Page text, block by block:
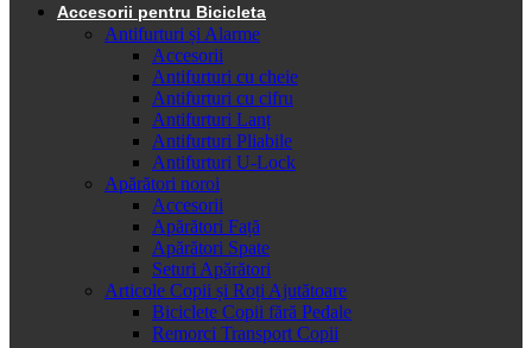
Accesorii pentru Bicicleta
Antifurturi și Alarme
Accesorii
Antifurturi cu cheie
Antifurturi cu cifru
Antifurturi Lanț
Antifurturi Pliabile
Antifurturi U-Lock
Apărători noroi
Accesorii
Apărători Față
Apărători Spate
Seturi Apărători
Articole Copii și Roți Ajutătoare
Biciclete Copii fără Pedale
Remorci Transport Copii